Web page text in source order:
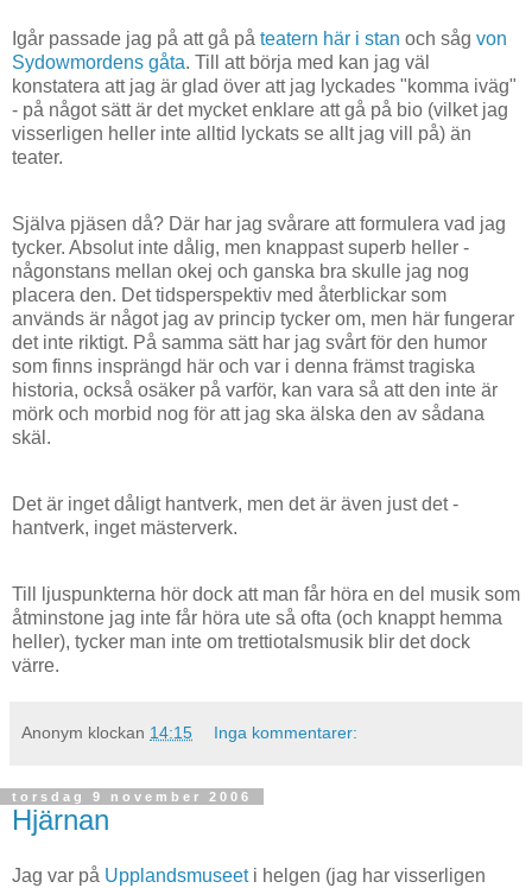
Igår passade jag på att gå på teatern här i stan och såg von
Sydowmordens gåta. Till att börja med kan jag väl
konstatera att jag är glad över att jag lyckades "komma iväg"
- på något sätt är det mycket enklare att gå på bio (vilket jag
visserligen heller inte alltid lyckats se allt jag vill på) än
teater.
Själva pjäsen då? Där har jag svårare att formulera vad jag
tycker. Absolut inte dålig, men knappast superb heller -
någonstans mellan okej och ganska bra skulle jag nog
placera den. Det tidsperspektiv med återblickar som
används är något jag av princip tycker om, men här fungerar
det inte riktigt. På samma sätt har jag svårt för den humor
som finns insprängd här och var i denna främst tragiska
historia, också osäker på varför, kan vara så att den inte är
mörk och morbid nog för att jag ska älska den av sådana
skäl.
Det är inget dåligt hantverk, men det är även just det -
hantverk, inget mästerverk.
Till ljuspunkterna hör dock att man får höra en del musik som
åtminstone jag inte får höra ute så ofta (och knappt hemma
heller), tycker man inte om trettiotalsmusik blir det dock
värre.
Anonym klockan 14:15 Inga kommentarer:
torsdag 9 november 2006
Hjärnan
Jag var på Upplandsmuseeti helgen (jag har visserligen